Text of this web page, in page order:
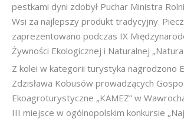
pestkami dyni zdobył Puchar Ministra
Wsi za najlepszy produkt tradycyjny.
zaprezentowano podczas IX
Żywności Ekologicznej i Naturalnej
Z kolei w kategorii turystyka nagrodzono
Zdzisława Kobusów prowadzących
Ekoagroturystyczne „KAMEZ” w
III miejsce w ogólnopolskim konkursie